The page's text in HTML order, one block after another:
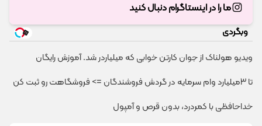
ما را در اینستاگرام دنبال کنید
وبگردی
ویدیو هولناک از جوان کارتن خوابی که میلیاردر شد. آموزش رایگان
تا 3میلیارد وام سرمایه در گردش فروشندگان => فروشگاهت رو ثبت کن
خداحافظی با کمردرد، بدون قرص و آمپول